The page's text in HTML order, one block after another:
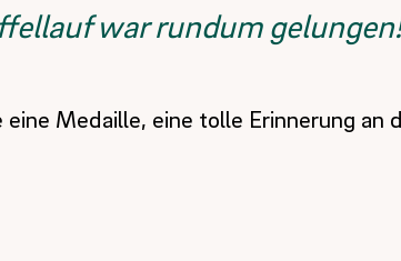
war rundum
Medaille, eine tolle Erinnerung an